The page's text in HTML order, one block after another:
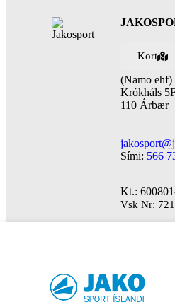
Kort
(Namo ehf)
Krókháls
110 Árbær
Sími: 566
Kt.:
Vsk Nr: